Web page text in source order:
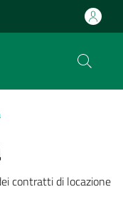
contratti di locazione